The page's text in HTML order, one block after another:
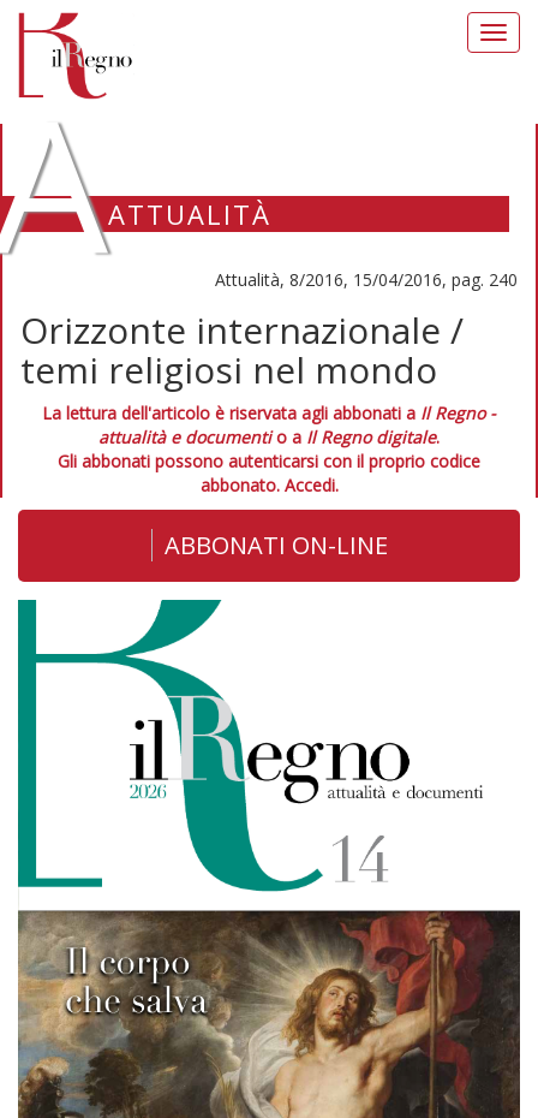
ATTUALITÀ
Attualità, 8/2016, 15/04/2016, pag. 240
Orizzonte internazionale /
temi religiosi nel mondo
La lettura dell'articolo è riservata agli abbonati a Il Regno -
attualità e documentio a Il Regno digitale.
Gli abbonati possono autenticarsi con il proprio codice
abbonato. Accedi.
ABBONATI ON-LINE